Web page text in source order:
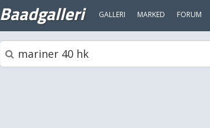
Baadgalleri GALLERI MARKED FORUM